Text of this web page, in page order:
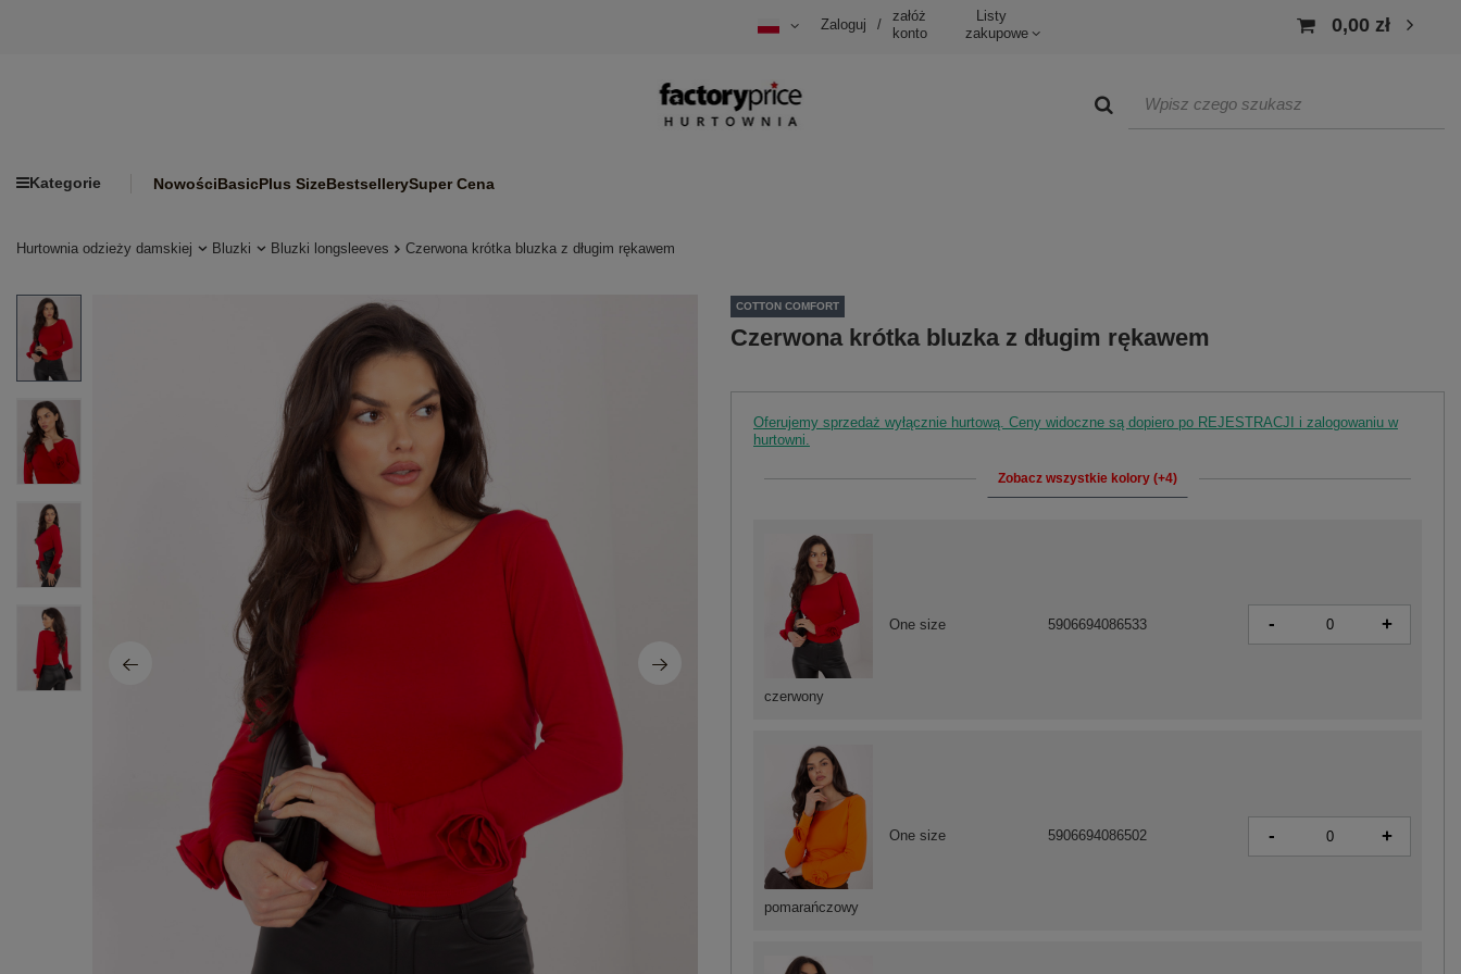
Zaloguj /
załóż
konto
Listy
zakupowe
0,00 zł
Kategorie NowościBasicPlus SizeBestsellerySuper Cena
Hurtownia odzieży damskiej Bluzki Bluzki longsleeves Czerwona krótka bluzka z długim rękawem
COTTON COMFORT
Czerwona krótka bluzka z długim rękawem
Oferujemy sprzedaż wyłącznie hurtową. Ceny widoczne są dopiero po REJESTRACJI i zalogowaniu w
hurtowni.
Zobacz wszystkie kolory (+4)
pomarańczowy
One size 5906694086502 - +
czerwony
One size 5906694086533 - +